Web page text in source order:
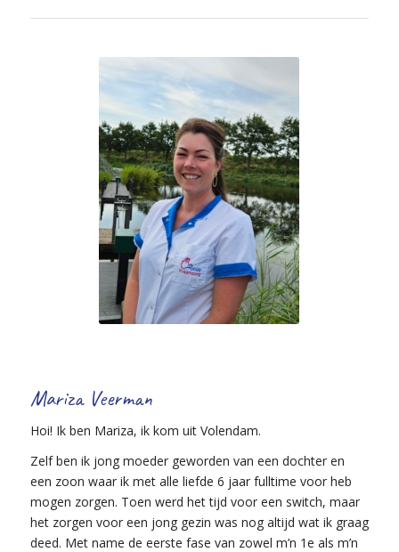
Mariza Veerman
Hoi! Ik ben Mariza, ik kom uit Volendam.
Zelf ben ik jong moeder geworden van een dochter en
een zoon waar ik met alle liefde 6 jaar fulltime voor heb
mogen zorgen. Toen werd het tijd voor een switch, maar
het zorgen voor een jong gezin was nog altijd wat ik graag
deed. Met name de eerste fase van zowel m’n 1e als m’n